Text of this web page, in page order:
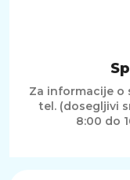
Za informacije o
tel. (dosegljivi
8:00 do